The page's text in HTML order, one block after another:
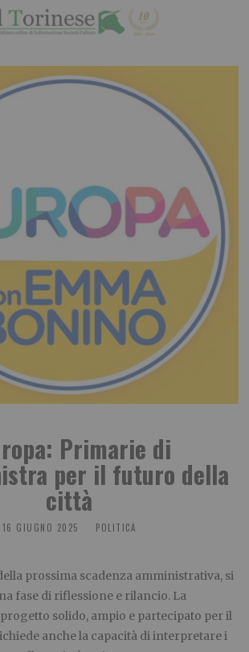
Primarie di
per il futuro della
città
16 GIUGNO 2025 POLITICA
prossima scadenza amministrativa, si
fase di riflessione e rilancio. La
solido, ampio e partecipato per il
anche la capacità di interpretare i